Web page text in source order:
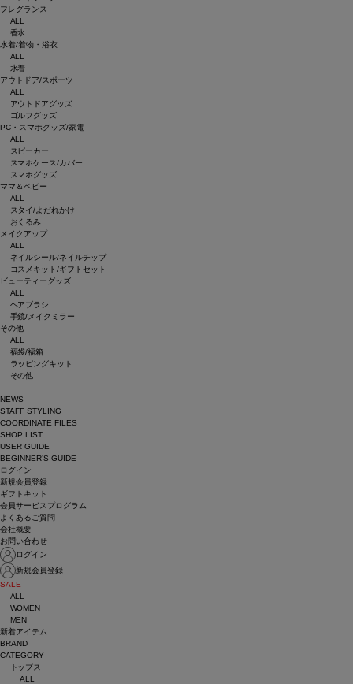
フレグランス
ALL
香水
水着/着物・浴衣
ALL
水着
アウトドア/スポーツ
ALL
アウトドアグッズ
ゴルフグッズ
PC・スマホグッズ/家電
ALL
スピーカー
スマホケース/カバー
スマホグッズ
ママ＆ベビー
ALL
スタイ/よだれかけ
おくるみ
メイクアップ
ALL
ネイルシール/ネイルチップ
コスメキット/ギフトセット
ビューティーグッズ
ALL
ヘアブラシ
手鏡/メイクミラー
その他
ALL
福袋/福箱
ラッピングキット
その他
NEWS
STAFF STYLING
COORDINATE FILES
SHOP LIST
USER GUIDE
BEGINNER’S GUIDE
ログイン
新規会員登録
ギフトキット
会員サービスプログラム
よくあるご質問
会社概要
お問い合わせ
ログイン
新規会員登録
SALE
ALL
WOMEN
MEN
新着アイテム
BRAND
CATEGORY
トップス
ALL